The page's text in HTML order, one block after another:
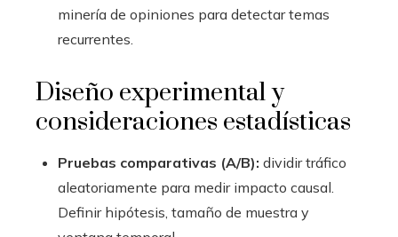
minería de opiniones para detectar temas
recurrentes.
Diseño experimental y
consideraciones estadísticas
Pruebas comparativas (A/B): dividir tráfico
aleatoriamente para medir impacto causal.
Definir hipótesis, tamaño de muestra y